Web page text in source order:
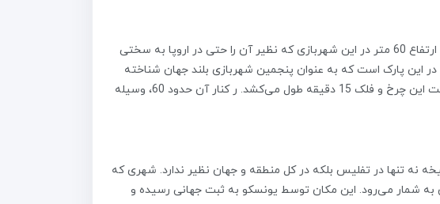
اگر به دنبال تجربه‌های هیجان انگیز هستید شهربازی متاتسمیندا را حتما امتحان کنید. وجود قطارهای مارپیچ با ارتفاع 60 متر در این شهربازی که نظیر آن را حتی در اروپا به سختی
این پارک است که به عنوان پنجمین شهربازی بلند جهان شناخته
می‌شود. این مکان بر روی تپه بلند شهر تفلیس بنا شده است و تمام شهر از آن بالا قابل رویت است. هر دور حرکت این چرخ و فلک 15 دقیقه طول می‌کشد. ر کنار آن حدود 60، وسیله
نه تنها در تفلیس بلکه در کل منطقه و جهان نظیر ندارد. شهری که
به شمار می‌رود. این‌ مکان توسط یونسکو به ثبت جهانی رسیده و